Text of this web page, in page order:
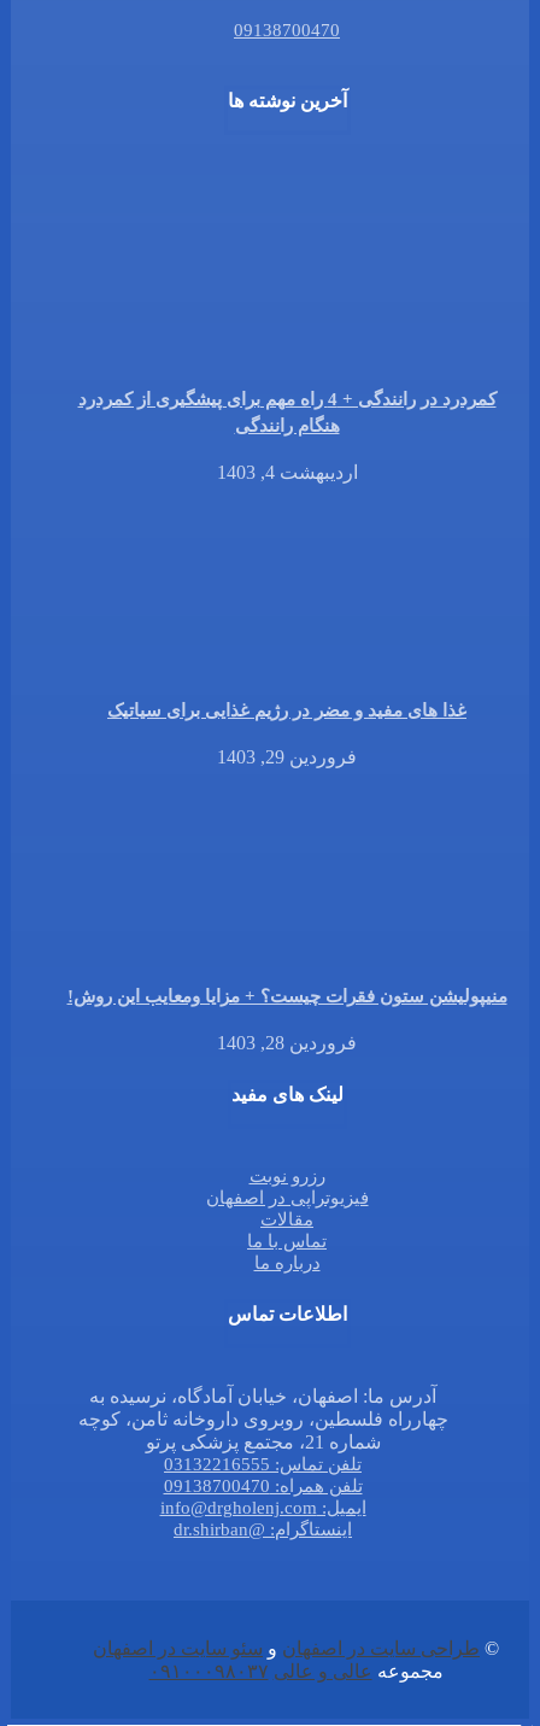
09138700470
آخرین نوشته ها
کمردرد در رانندگی + 4 راه مهم برای پیشگیری از کمردرد
هنگام رانندگی
اردیبهشت 4, 1403
غذا های مفید و مضر در رژیم غذایی برای سیاتیک
فروردین 29, 1403
منیپولیشن ستون فقرات چیست؟ + مزایا ومعایب این روش!
فروردین 28, 1403
لینک های مفید
رزرو نوبت
فیزیوتراپی در اصفهان
مقالات
تماس با ما
درباره ما
اطلاعات تماس
آدرس ما: اصفهان، خیابان آمادگاه، نرسیده به
چهارراه فلسطین، روبروی داروخانه ثامن، کوچه
شماره 21، مجتمع پزشکی پرتو
تلفن تماس: 03132216555
تلفن همراه: 09138700470
ایمیل: info@drgholenj.com
اینستاگرام: @dr.shirban
© طراحی سایت در اصفهان و سئو سایت در اصفهان
مجموعه عالی و عالی ۰۹۱۰۰۰۹۸۰۳۷